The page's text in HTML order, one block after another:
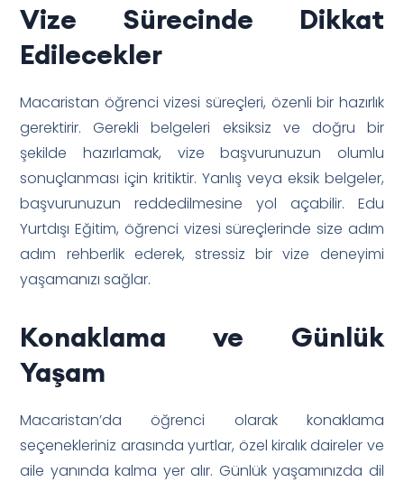
Vize Sürecinde Dikkat
Edilecekler
Macaristan öğrenci vizesi süreçleri, özenli bir hazırlık
gerektirir. Gerekli belgeleri eksiksiz ve doğru bir
şekilde hazırlamak, vize başvurunuzun olumlu
sonuçlanması için kritiktir. Yanlış veya eksik belgeler,
başvurunuzun reddedilmesine yol açabilir. Edu
Yurtdışı Eğitim, öğrenci vizesi süreçlerinde size adım
adım rehberlik ederek, stressiz bir vize deneyimi
yaşamanızı sağlar.
Konaklama ve Günlük
Yaşam
Macaristan’da öğrenci olarak konaklama
seçenekleriniz arasında yurtlar, özel kiralık daireler ve
aile yanında kalma yer alır. Günlük yaşamınızda dil